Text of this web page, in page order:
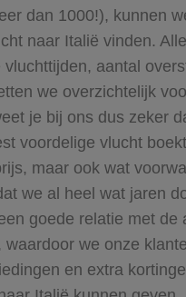
dan 1000!), kunnen
naar Italië vinden. Alle
vluchttijden, aantal
we overzichtelijk
je bij ons dus zeker
voordelige vlucht
maar ook wat
we al heel wat jaren
goede relatie met de
waardoor we onze
en extra